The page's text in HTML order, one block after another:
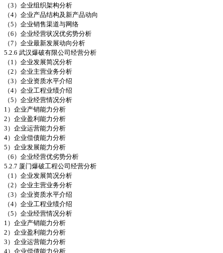
（3）企业组织架构分析
（4）企业产品结构及新产品动向
（5）企业销售渠道与网络
（6）企业经营状况优劣势分析
（7）企业最新发展动向分析
5.2.6 武汉爆破有限公司经营分析
（1）企业发展简况分析
（2）企业主营业务分析
（3）企业资质水平介绍
（4）企业工程业绩介绍
（5）企业经营情况分析
1）企业产销能力分析
2）企业盈利能力分析
3）企业运营能力分析
4）企业偿债能力分析
5）企业发展能力分析
（6）企业经营优劣势分析
5.2.7 厦门爆破工程公司经营分析
（1）企业发展简况分析
（2）企业主营业务分析
（3）企业资质水平介绍
（4）企业工程业绩介绍
（5）企业经营情况分析
1）企业产销能力分析
2）企业盈利能力分析
3）企业运营能力分析
4）企业偿债能力分析